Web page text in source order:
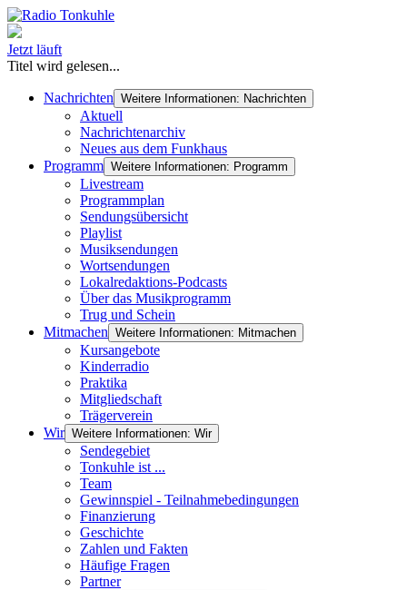
Jetzt läuft
Titel wird gelesen...
Nachrichten Weitere Informationen: Nachrichten
Aktuell
Nachrichtenarchiv
Neues aus dem Funkhaus
Programm Weitere Informationen: Programm
Livestream
Programmplan
Sendungsübersicht
Playlist
Musiksendungen
Wortsendungen
Lokalredaktions-Podcasts
Über das Musikprogramm
Trug und Schein
Mitmachen Weitere Informationen: Mitmachen
Kursangebote
Kinderradio
Praktika
Mitgliedschaft
Trägerverein
Wir Weitere Informationen: Wir
Sendegebiet
Tonkuhle ist ...
Team
Gewinnspiel - Teilnahmebedingungen
Finanzierung
Geschichte
Zahlen und Fakten
Häufige Fragen
Partner